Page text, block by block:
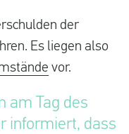
der
Es liegen also
vor.
am Tag des
informiert, dass